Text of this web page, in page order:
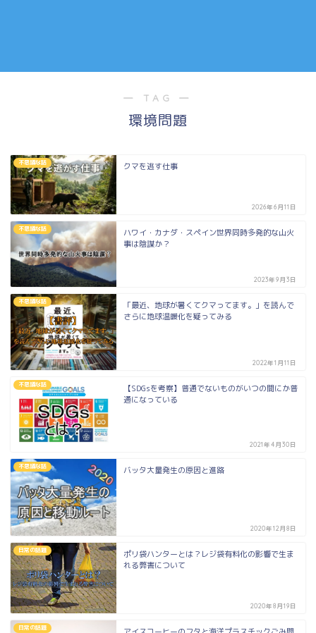
― TAG ―
環境問題
不思議な話 クマを逃す仕事
2026年6月11日
不思議な話
ハワイ・カナダ・スペイン世界同時多発的な山火
事は陰謀か？
2023年9月3日
不思議な話
「最近、地球が暑くてクマってます。」を読んで
さらに地球温暖化を疑ってみる
2022年1月11日
不思議な話
【SDGsを考察】普通でないものがいつの間にか普
通になっている
2021年4月30日
不思議な話 バッタ大量発生の原因と進路
2020年12月8日
日常の話題
ポリ袋ハンターとは？レジ袋有料化の影響で生ま
れる弊害について
2020年8月19日
日常の話題